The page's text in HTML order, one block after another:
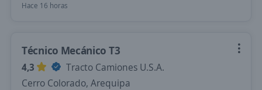
Hace 16 horas
Técnico Mecánico T3
4,3
Tracto Camiones U.S.A.
Cerro Colorado, Arequipa